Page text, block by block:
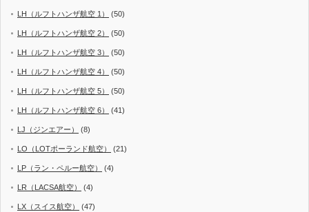
LH（ルフトハンザ航空 1） (50)
LH（ルフトハンザ航空 2） (50)
LH（ルフトハンザ航空 3） (50)
LH（ルフトハンザ航空 4） (50)
LH（ルフトハンザ航空 5） (50)
LH（ルフトハンザ航空 6） (41)
LJ（ジンエアー） (8)
LO（LOTポーランド航空） (21)
LP（ラン・ペルー航空） (4)
LR（LACSA航空） (4)
LX（スイス航空） (47)